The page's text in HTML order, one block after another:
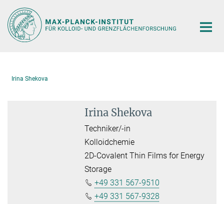
Hauptinhalt
Irina Shekova
Irina Shekova
Techniker/-in
Kolloidchemie
2D-Covalent Thin Films for Energy
Storage
+49 331 567-9510
+49 331 567-9328